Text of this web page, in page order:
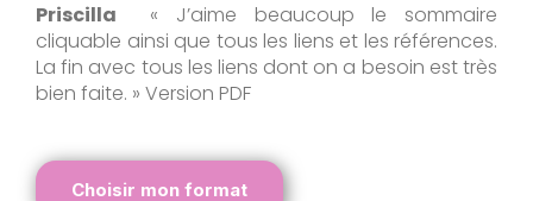
Priscilla
« J’aime beaucoup le sommaire
cliquable ainsi que tous les liens et les références.
La fin avec tous les liens dont on a besoin est très
bien faite. » Version PDF
Choisir mon format